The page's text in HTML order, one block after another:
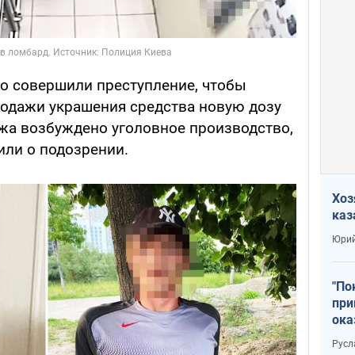
совершили преступление, чтобы
украшения средства новую дозу
возбуждено уголовное производство,
о подозрении.